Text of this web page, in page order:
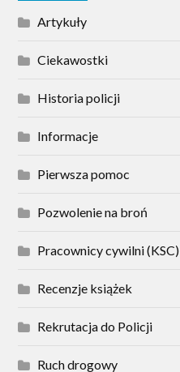
Artykuły
Ciekawostki
Historia policji
Informacje
Pierwsza pomoc
Pozwolenie na broń
Pracownicy cywilni (KSC)
Recenzje książek
Rekrutacja do Policji
Ruch drogowy